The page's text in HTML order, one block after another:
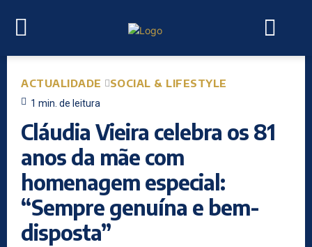
ACTUALIDADE SOCIAL & LIFESTYLE
1 min. de leitura
Cláudia Vieira celebra os 81
anos da mãe com
homenagem especial:
“Sempre genuína e bem-
disposta”